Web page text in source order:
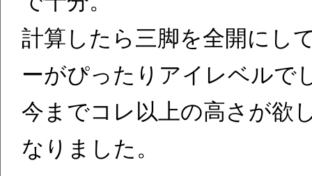
計算したら三脚を全開にし
ーがぴったりアイレベルで
今までコレ以上の高さが欲
なりました。